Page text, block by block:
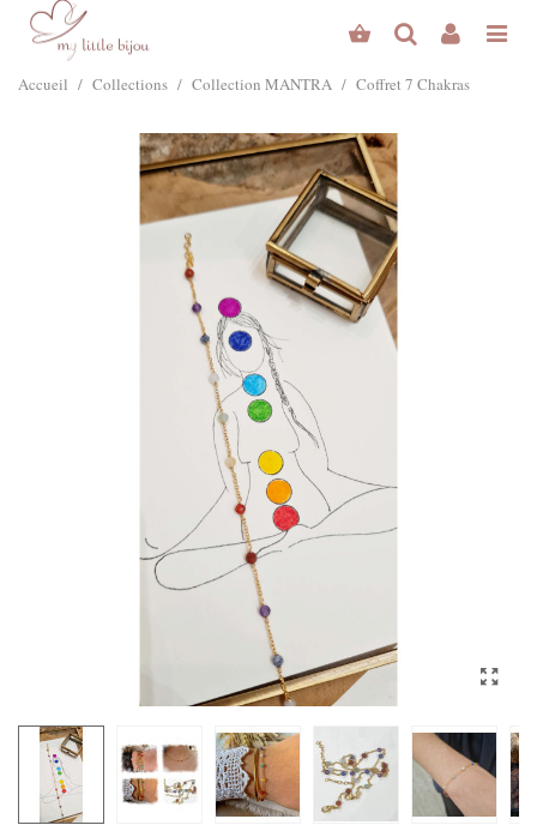
Accueil / Collections / Collection MANTRA / Coffret 7 Chakras